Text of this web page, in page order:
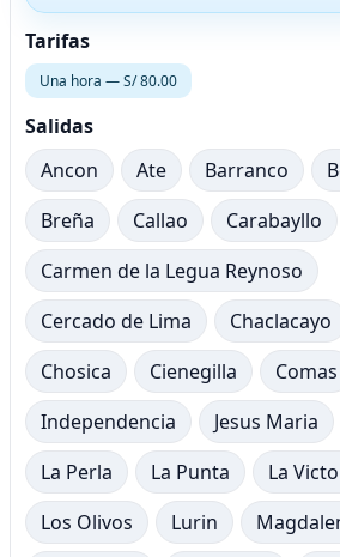
Tarifas
Una hora — S/ 80.00
Salidas
Ancon
Ate Barranco
Breña
Callao
Carabayllo
Carmen de la Legua Reynoso
Cercado de Lima
Chaclacayo
Chosica
Cienegilla Comas
Independencia
Jesus Maria
La Perla
La Punta La
Los Olivos
Lurin